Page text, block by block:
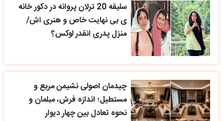
سلیقه 20 ترلان پروانه در دکور خانه
ی بی نهایت خاص و هنری اش/
منزل پدری انقدر لوکس؟
چیدمان اصولی نشیمن مربع و
مستطیل؛ اندازه فرش، مبلمان و
نحوه تعادل بین چهار دیوار